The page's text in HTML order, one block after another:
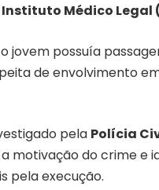
Instituto Médico Legal
o jovem possuía
de envolvimento
pela Polícia
motivação do crime e
pela execução.